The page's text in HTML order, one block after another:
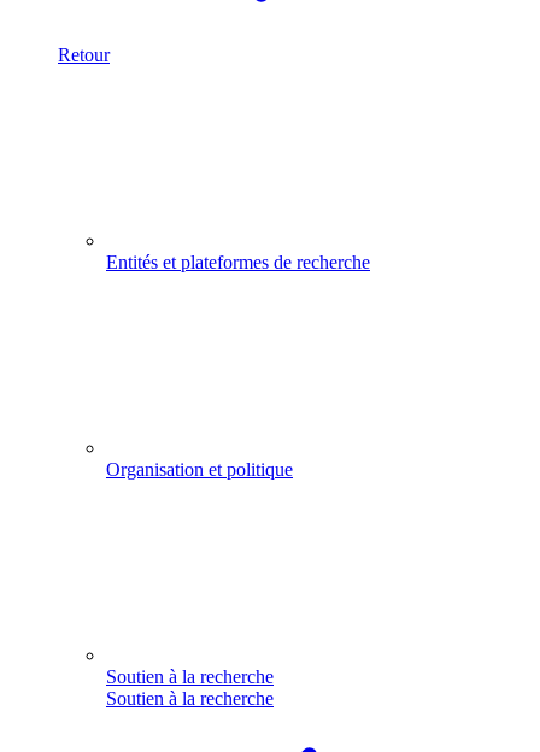
Retour
Entités et plateformes de recherche
Organisation et politique
Soutien à la recherche
Soutien à la recherche